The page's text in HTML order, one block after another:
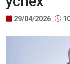
29/04/2026